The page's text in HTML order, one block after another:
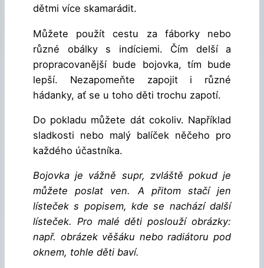
dětmi více skamarádit.
Můžete použít cestu za fáborky nebo
různé obálky s indíciemi. Čím delší a
propracovanější bude bojovka, tím bude
lepší. Nezapomeňte zapojit i různé
hádanky, ať se u toho děti trochu zapotí.
Do pokladu můžete dát cokoliv. Například
sladkosti nebo malý balíček něčeho pro
každého účastníka.
Bojovka je vážně supr, zvláště pokud je
můžete poslat ven. A přitom stačí jen
lísteček s popisem, kde se nachází další
lísteček. Pro malé děti poslouží obrázky:
např. obrázek věšáku nebo radiátoru pod
oknem, tohle děti baví.